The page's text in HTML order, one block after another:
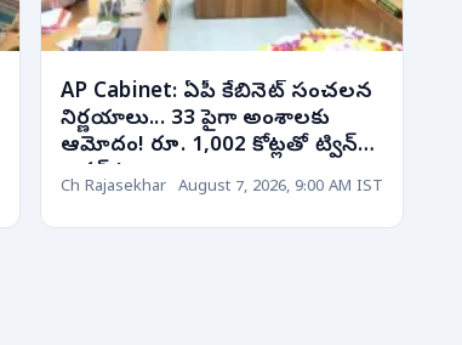
AP Cabinet: ఏపీ కేబినెట్ సంచలన
నిర్ణయాలు... 33 పైగా అంశాలకు
ఆమోదం! రూ. 1,002 కోట్లతో ట్విన్
టవర్స్!
Ch Rajasekhar August 7, 2026, 9:00 AM IST